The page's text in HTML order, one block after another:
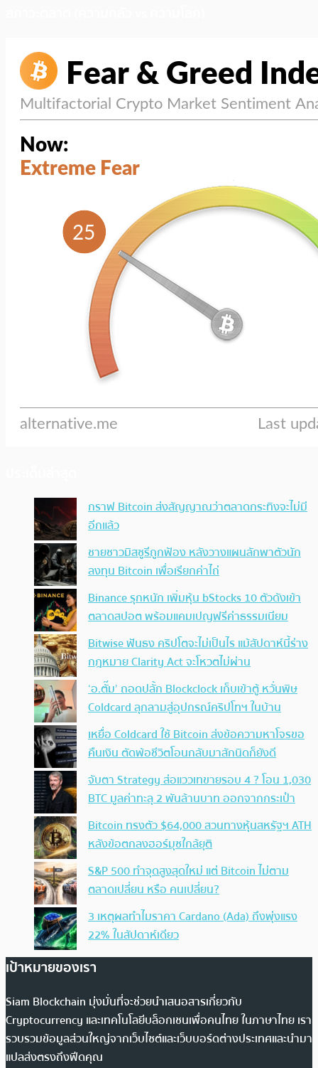
กราฟ Bitcoin ส่งสัญญาณว่าตลาดกระทิงจะไม่มี
อีกแล้ว
ชายชาวมิสซูรีถูกฟ้อง หลังวางแผนลักพาตัวนัก
ลงทุน Bitcoin เพื่อเรียกค่าไถ่
Binance รุกหนัก เพิ่มหุ้น bStocks 10 ตัวดังเข้า
ตลาดสปอต พร้อมแคมเปญฟรีค่าธรรมเนียม
Bitwise ฟันธง คริปโตจะไม่เป็นไร แม้สัปดาห์นี้ร่าง
กฎหมาย Clarity Act จะโหวตไม่ผ่าน
‘อ.ตั๊ม’ ถอดปลั้ก Blockclock เก็บเข้าตู้ หวั่นพิษ
Coldcard ลุกลามสู่อุปกรณ์คริปโทฯ ในบ้าน
เหยื่อ Coldcard ใช้ Bitcoin ส่งข้อความหาโจรขอ
คืนเงิน ตัดพ้อชีวิตโอนกลับมาสักนิดก็ยังดี
จับตา Strategy ส่อแววเทขายรอบ 4 ? โอน 1,030
BTC มูลค่าทะลุ 2 พันล้านบาท ออกจากกระเป๋า
Bitcoin ทรงตัว $64,000 สวนทางหุ้นสหรัฐฯ ATH
หลังข้อตกลงฮอร์มุซใกล้ยุติ
S&P 500 ทำจุดสูงสุดใหม่ แต่ Bitcoin ไม่ตาม
ตลาดเปลี่ยน หรือ คนเปลี่ยน?
3 เหตุผลทำไมราคา Cardano (Ada) ถึงพุ่งแรง
22% ในสัปดาห์เดียว
เป้าหมายของเรา
Siam Blockchain มุ่งมั่นที่จะช่วยนำเสนอสารเกี่ยวกับ
Cryptocurrency และเทคโนโลยีบล็อกเชนเพื่อคนไทย ในภาษาไทย เรา
รวบรวมข้อมูลส่วนใหญ่จากเว็บไซต์และเว็บบอร์ดต่างประเทศและนำมา
แปลส่งตรงถึงฟีดคุณ